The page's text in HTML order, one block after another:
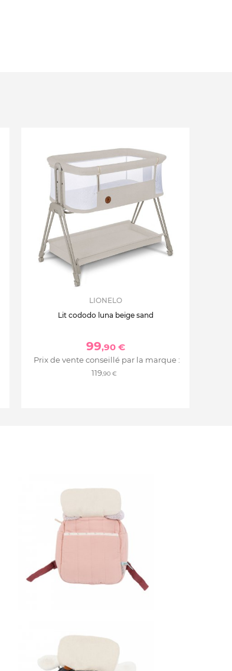
LIONELO
Lit cododo luna beige sand
99,90 €
Prix de vente conseillé par la marque :
119,90 €